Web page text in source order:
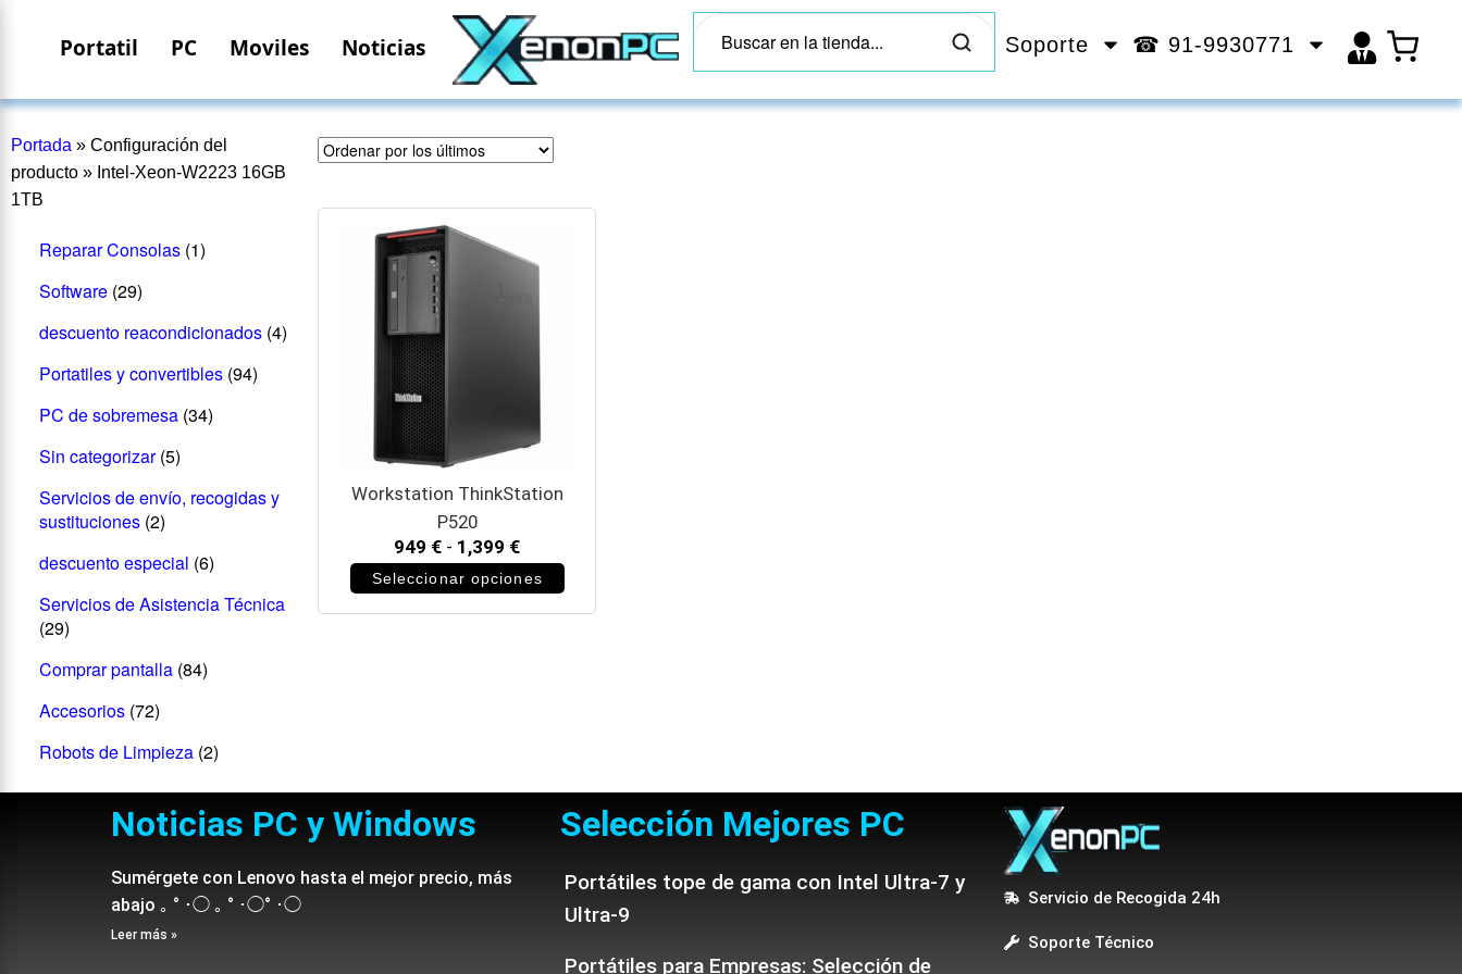
Portatil PC Moviles Noticias Soporte ☎ 91-9930771
Portada » Configuración del
producto » Intel-Xeon-W2223 16GB
1TB
Reparar Consolas (1)
Software (29)
descuento reacondicionados (4)
Portatiles y convertibles (94)
PC de sobremesa (34)
Sin categorizar (5)
Servicios de envío, recogidas y
sustituciones (2)
descuento especial (6)
Servicios de Asistencia Técnica
(29)
Comprar pantalla (84)
Accesorios (72)
Robots de Limpieza (2)
Workstation ThinkStation
P520
949 € - 1,399 €
Seleccionar opciones
Noticias PC y Windows
Sumérgete con Lenovo hasta el mejor precio, más
abajo ｡ ° ･◯ ｡ ° ･◯° ･◯
Leer más »
Selección Mejores PC
Portátiles tope de gama con Intel Ultra-7 y
Ultra-9
Portátiles para Empresas: Selección de
Servicio de Recogida 24h
Soporte Técnico